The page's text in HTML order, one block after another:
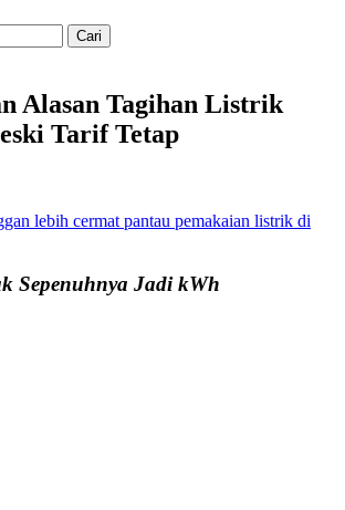
Alasan Tagihan Listrik
Tarif Tetap
Sepenuhnya Jadi kWh